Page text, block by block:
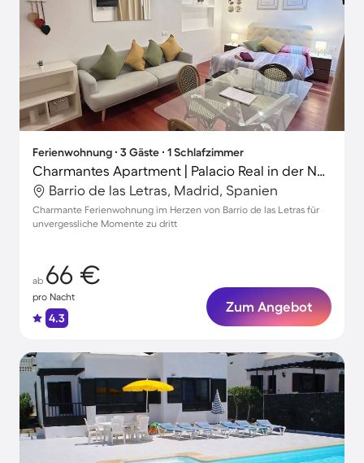
Ferienwohnung ∙ 3 Gäste ∙ 1 Schlafzimmer
Charmantes Apartment | Palacio Real in der Nähe | Perfekt für die Arbeit von Zuhause
Barrio de las Letras, Madrid, Spanien
Charmante Ferienwohnung im Herzen von Barrio de las Letras für
unvergessliche Momente zu dritt
ab 66 €
pro Nacht
4.3
Zum Angebot